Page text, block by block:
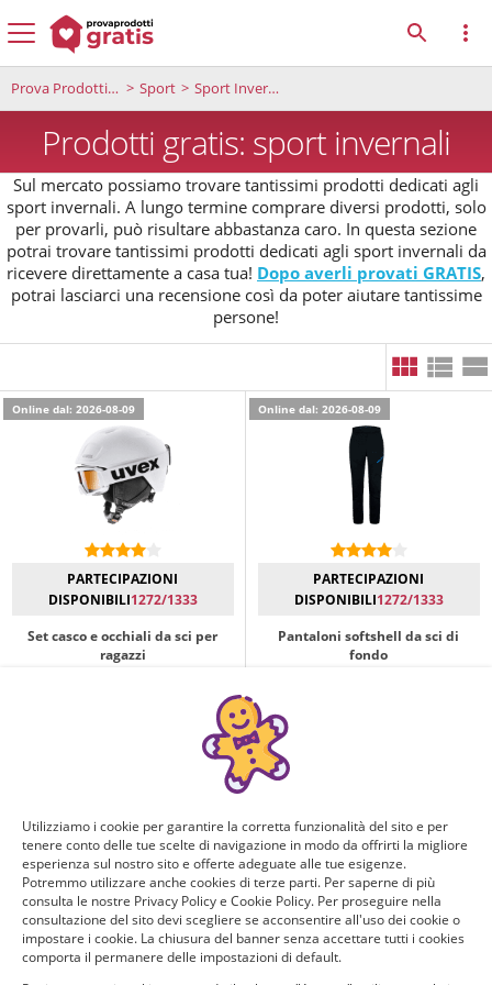
Prova Prodotti Gratis Sport Sport Invernali
Prodotti gratis: sport invernali
Sul mercato possiamo trovare tantissimi prodotti dedicati agli
sport invernali. A lungo termine comprare diversi prodotti, solo
per provarli, può risultare abbastanza caro. In questa sezione
potrai trovare tantissimi prodotti dedicati agli sport invernali da
ricevere direttamente a casa tua! Dopo averli provati GRATIS,
potrai lasciarci una recensione così da poter aiutare tantissime
persone!
Online dal: 2026-08-09
PARTECIPAZIONI
DISPONIBILI1272/1333
Set casco e occhiali da sci per
ragazzi
Online dal: 2026-08-09
PARTECIPAZIONI
DISPONIBILI1272/1333
Pantaloni softshell da sci di
fondo
PARTECIPAZIONI
DISPONIBILI
1272/1333
Utilizziamo i cookie per garantire la corretta funzionalità del sito e per
tenere conto delle tue scelte di navigazione in modo da offrirti la migliore
esperienza sul nostro sito e offerte adeguate alle tue esigenze.
Potremmo utilizzare anche cookies di terze parti. Per saperne di più
consulta le nostre Privacy Policy e Cookie Policy. Per proseguire nella
consultazione del sito devi scegliere se acconsentire all'uso dei cookie o
impostare i cookie. La chiusura del banner senza accettare tutti i cookies
comporta il permanere delle impostazioni di default.